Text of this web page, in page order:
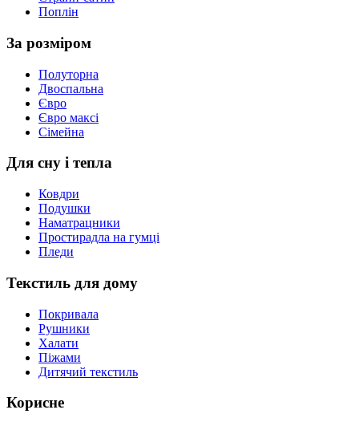
Поплін
За розміром
Полуторна
Двоспальна
Євро
Євро максі
Сімейна
Для сну і тепла
Ковдри
Подушки
Наматрацники
Простирадла на гумці
Пледи
Текстиль для дому
Покривала
Рушники
Халати
Піжами
Дитячий текстиль
Корисне